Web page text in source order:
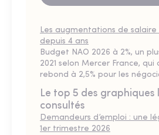
Les augmentations de salaire
depuis 4 ans
Budget NAO 2026 à 2%, un
2021 selon Mercer France, qui
rebond à 2,5% pour les
Le top 5 des graphiques
consultés
Demandeurs d’emploi : une
1er trimestre 2026